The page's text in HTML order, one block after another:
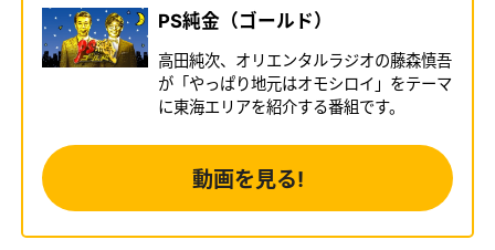
PS純金（ゴールド）
高田純次、オリエンタルラジオの藤森慎吾
が「やっぱり地元はオモシロイ」をテーマ
に東海エリアを紹介する番組です。
動画を見る!